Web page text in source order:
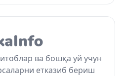
ва бошқа уй учун
етказиб бериш